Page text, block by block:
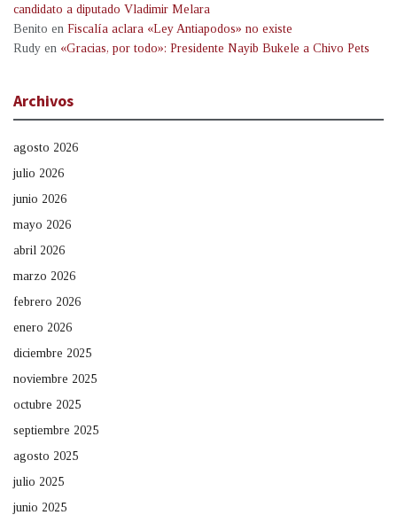
candidato a diputado Vladimir Melara
Benito en Fiscalía aclara «Ley Antiapodos» no existe
Rudy en «Gracias, por todo»: Presidente Nayib Bukele a Chivo Pets
Archivos
agosto 2026
julio 2026
junio 2026
mayo 2026
abril 2026
marzo 2026
febrero 2026
enero 2026
diciembre 2025
noviembre 2025
octubre 2025
septiembre 2025
agosto 2025
julio 2025
junio 2025